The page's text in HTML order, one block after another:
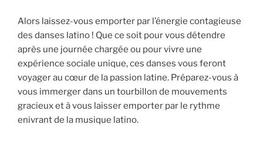
Alors laissez-vous emporter par l’énergie contagieuse
des danses latino ! Que ce soit pour vous détendre
après une journée chargée ou pour vivre une
expérience sociale unique, ces danses vous feront
voyager au cœur de la passion latine. Préparez-vous à
vous immerger dans un tourbillon de mouvements
gracieux et à vous laisser emporter par le rythme
enivrant de la musique latino.